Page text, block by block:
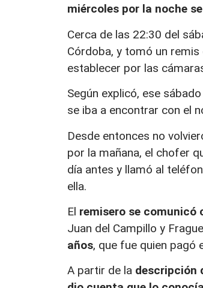
miércoles por la noche
Cerca de las 22:30 del
Córdoba, y tomó un remis
establecer por las
Según explicó, ese
se iba a encontrar con el
Desde entonces no
por la mañana, el chofer
día antes y llamó al
ella.
El remisero se comunicó
Juan del Campillo y
años, que fue quien pagó
A partir de la descripción